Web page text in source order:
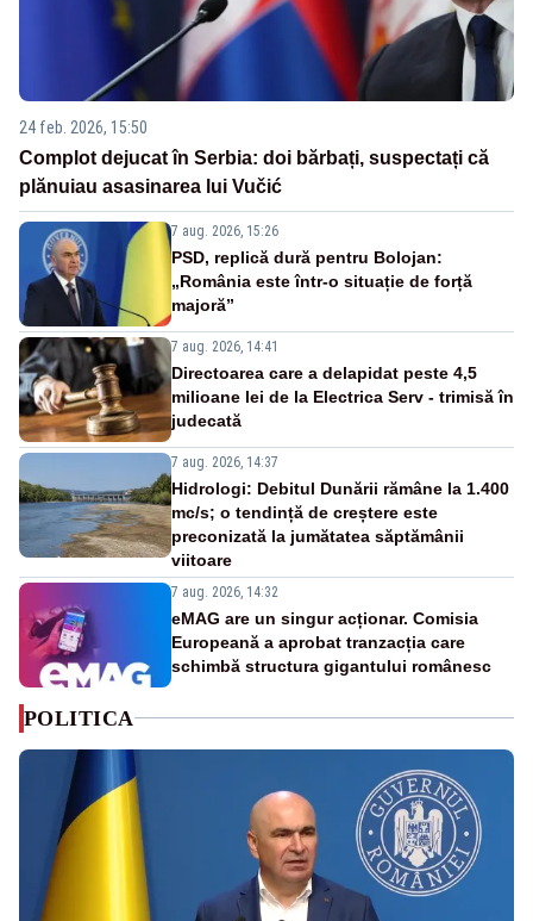
24 feb. 2026, 15:50
Complot dejucat în Serbia: doi bărbați, suspectați că
plănuiau asasinarea lui Vučić
7 aug. 2026, 15:26
PSD, replică dură pentru Bolojan:
„România este într-o situație de forță
majoră”
7 aug. 2026, 14:41
Directoarea care a delapidat peste 4,5
milioane lei de la Electrica Serv - trimisă în
judecată
7 aug. 2026, 14:37
Hidrologi: Debitul Dunării rămâne la 1.400
mc/s; o tendință de creștere este
preconizată la jumătatea săptămânii
viitoare
7 aug. 2026, 14:32
eMAG are un singur acționar. Comisia
Europeană a aprobat tranzacția care
schimbă structura gigantului românesc
POLITICA